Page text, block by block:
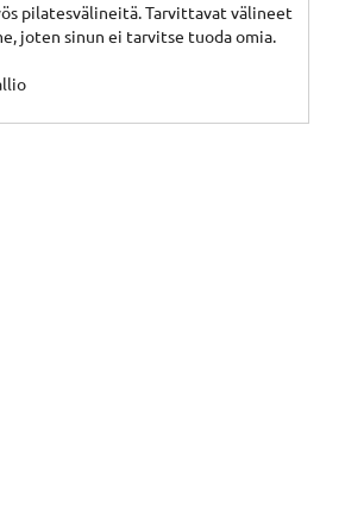
pilatesvälineitä. Tarvittavat välineet
joten sinun ei tarvitse tuoda omia.